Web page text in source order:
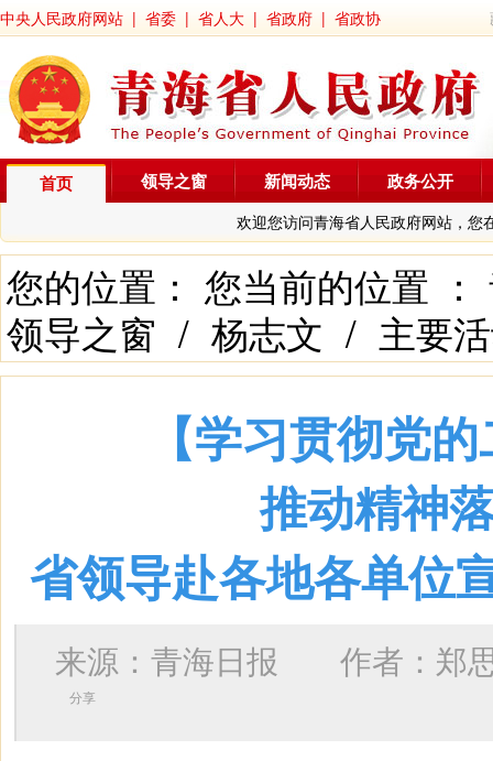
中央人民政府网站 | 省委 | 省人大 | 省政府 | 省政协
首页
欢迎您访问青海省人民政府网站，您
领导之窗 新闻动态 政务公开
您的位置： 您当前的位置 ：
领导之窗 / 杨志文 / 主要
【学习贯彻党
推动精神
省领导赴各地各单位
来源：青海日报 作者： 郑
分享